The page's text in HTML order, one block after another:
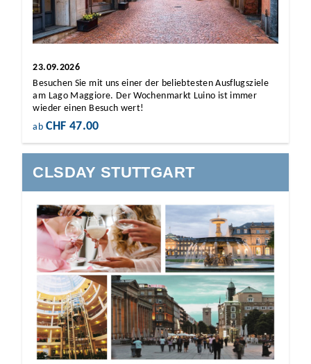
23.09.2026
Besuchen Sie mit uns einer der beliebtesten Ausflugsziele
am Lago Maggiore. Der Wochenmarkt Luino ist immer
wieder einen Besuch wert!
ab CHF 47.00
CLSDAY STUTTGART